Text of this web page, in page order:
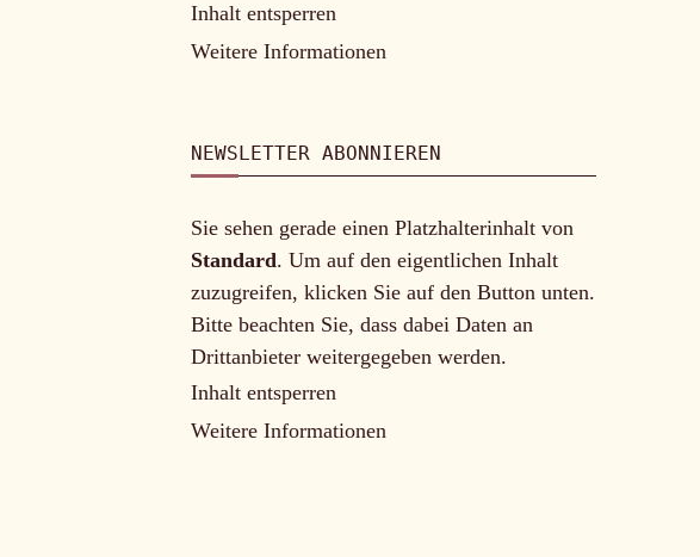
Inhalt entsperren
Weitere Informationen
NEWSLETTER ABONNIEREN
Sie sehen gerade einen Platzhalterinhalt von
Standard. Um auf den eigentlichen Inhalt
zuzugreifen, klicken Sie auf den Button unten.
Bitte beachten Sie, dass dabei Daten an
Drittanbieter weitergegeben werden.
Inhalt entsperren
Weitere Informationen